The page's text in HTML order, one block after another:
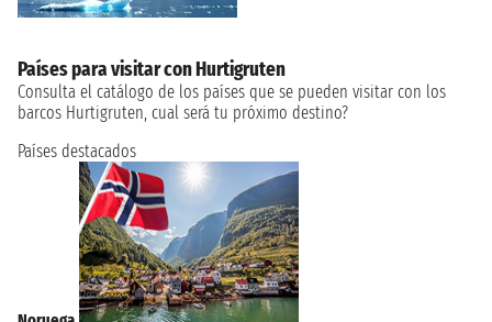
Países para visitar con Hurtigruten
Consulta el catálogo de los países que se pueden visitar con los
barcos Hurtigruten, cual será tu próximo destino?
Países destacados